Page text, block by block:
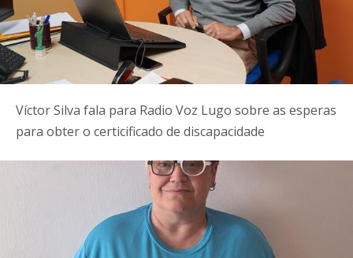
Víctor Silva fala para Radio Voz Lugo sobre as esperas
para obter o certicificado de discapacidade